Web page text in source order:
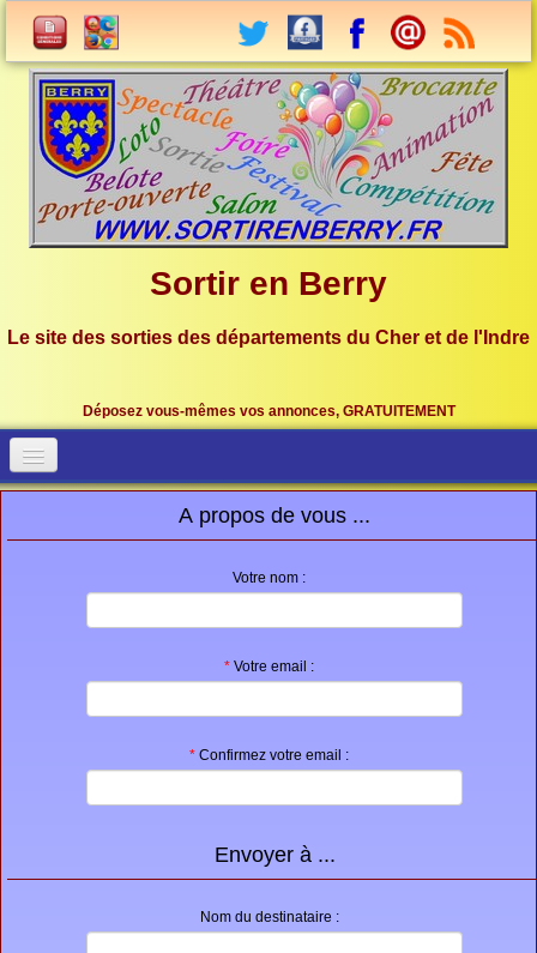
Sortir en Berry
Le site des sorties des départements du Cher et de l'Indre
Déposez vous-mêmes vos annonces, GRATUITEMENT
Proposer une annonce
Partenaires
A propos de vous ...
Votre nom :
* Votre email :
* Confirmez votre email :
Envoyer à ...
Nom du destinataire :